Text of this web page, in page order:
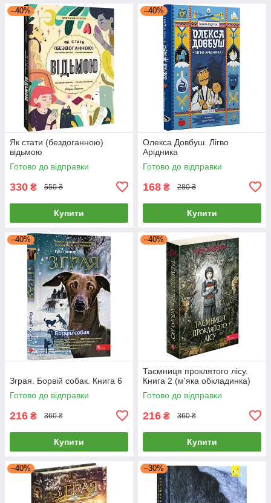
–40%
Як стати (бездоганною)
відьмою
Готово до відправки
330 ₴ 550 ₴
Купити
–40%
Олекса Довбуш. Лігво
Арідника
Готово до відправки
168 ₴ 280 ₴
Купити
–40%
Зграя. Борвій собак. Книга 6
Готово до відправки
216 ₴ 360 ₴
Купити
–40%
Таємниця проклятого лісу.
Книга 2 (м'яка обкладинка)
Готово до відправки
216 ₴ 360 ₴
Купити
–40% –30%